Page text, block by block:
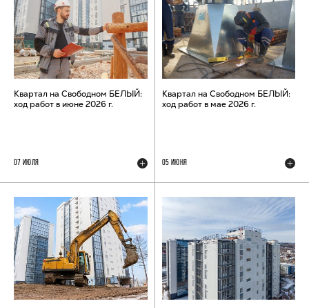
Квартал на Свободном БЕЛЫЙ:
ход работ в июне 2026 г.
07 ИЮЛЯ
Квартал на Свободном БЕЛЫЙ:
ход работ в мае 2026 г.
05 ИЮНЯ